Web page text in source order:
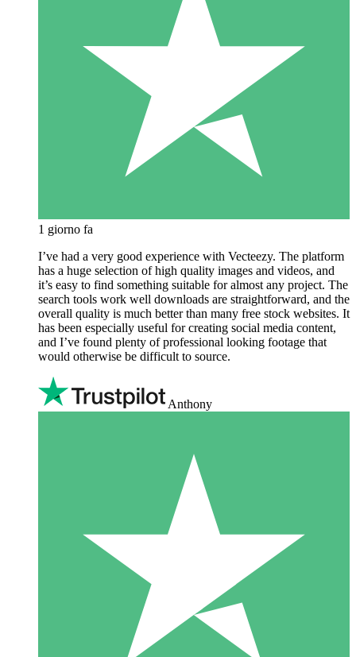
1 giorno fa
I’ve had a very good experience with Vecteezy. The platform
has a huge selection of high quality images and videos, and
it’s easy to find something suitable for almost any project. The
search tools work well downloads are straightforward, and the
overall quality is much better than many free stock websites. It
has been especially useful for creating social media content,
and I’ve found plenty of professional looking footage that
would otherwise be difficult to source.
Anthony